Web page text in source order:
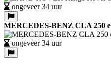
ongeveer 34 uur
MERCEDES-BENZ CLA 250 e
ongeveer 34 uur